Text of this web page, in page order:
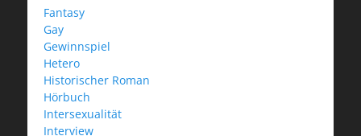
Fantasy
Gay
Gewinnspiel
Hetero
Historischer Roman
Hörbuch
Intersexualität
Interview